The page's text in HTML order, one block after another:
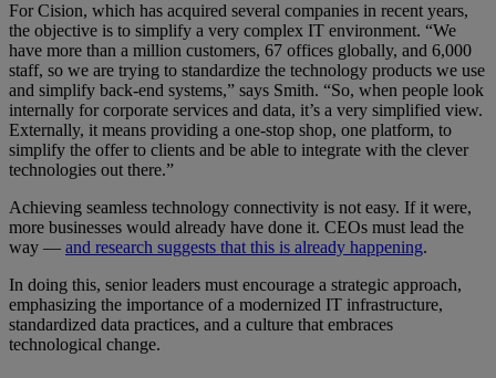
For Cision, which has acquired several companies in recent years,
the objective is to simplify a very complex IT environment. “We
have more than a million customers, 67 offices globally, and 6,000
staff, so we are trying to standardize the technology products we use
and simplify back-end systems,” says Smith. “So, when people look
internally for corporate services and data, it’s a very simplified view.
Externally, it means providing a one-stop shop, one platform, to
simplify the offer to clients and be able to integrate with the clever
technologies out there.”
Achieving seamless technology connectivity is not easy. If it were,
more businesses would already have done it. CEOs must lead the
way — and research suggests that this is already happening.
In doing this, senior leaders must encourage a strategic approach,
emphasizing the importance of a modernized IT infrastructure,
standardized data practices, and a culture that embraces
technological change.